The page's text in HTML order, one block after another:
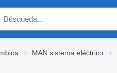
MAN sistema eléctrico